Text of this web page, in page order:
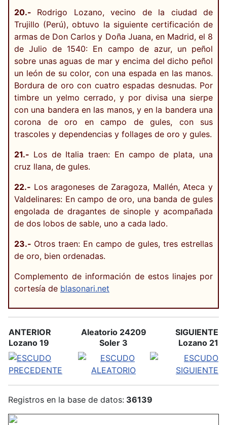
20.- Rodrigo Lozano, vecino de la ciudad de
Trujillo (Perú), obtuvo la siguiente certificación de
armas de Don Carlos y Doña Juana, en Madrid, el 8
de Julio de 1540: En campo de azur, un peñol
sobre unas aguas de mar y encima del dicho peñol
un león de su color, con una espada en las manos.
Bordura de oro con cuatro espadas desnudas. Por
timbre un yelmo cerrado, y por divisa una sierpe
con una bandera en las manos, y en la bandera una
corona de oro en campo de gules, con sus
trascoles y dependencias y follages de oro y gules.
21.- Los de Italia traen: En campo de plata, una
cruz llana, de gules.
22.- Los aragoneses de Zaragoza, Mallén, Ateca y
Valdelinares: En campo de oro, una banda de gules
engolada de dragantes de sinople y acompañada
de dos lobos de sable, uno a cada lado.
23.- Otros traen: En campo de gules, tres estrellas
de oro, bien ordenadas.
Complemento de información de estos linajes por
cortesía de blasonari.net
ANTERIOR
Lozano 19
Aleatorio 24209
Soler 3
SIGUIENTE
Lozano 21
Registros en la base de datos: 36139